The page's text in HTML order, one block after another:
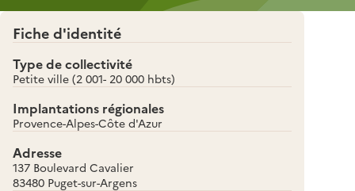
Fiche d'identité
Type de collectivité
Petite ville (2 001- 20 000 hbts)
Implantations régionales
Provence-Alpes-Côte d'Azur
Adresse
137 Boulevard Cavalier
83480 Puget-sur-Argens